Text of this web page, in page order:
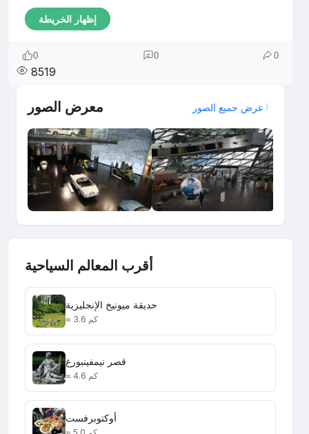
إظهار الخريطة
0 0 0
8519
معرض الصور عرض جميع الصور
أقرب المعالم السياحية
حديقة ميونيخ الإنجليزية
≈ 3.6 كم
قصر نيمفينبورغ
≈ 4.6 كم
أوكتوبرفست
≈ 5.0 كم